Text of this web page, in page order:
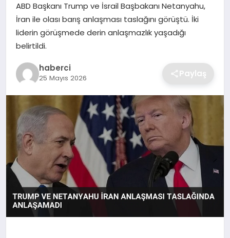
SAĞLIK
SIYASET
SPOR
YAŞAM
ABD Başkanı Trump ve İsrail Başbakanı Netanyahu,
İran ile olası barış anlaşması taslağını görüştü. İki
liderin görüşmede derin anlaşmazlık yaşadığı
belirtildi.
haberci
25 Mayıs 2026 Paylaş